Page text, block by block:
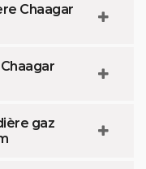
Chaagar
gaz